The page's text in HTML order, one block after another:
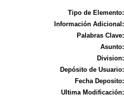
Tipo de Elemento:
Información Adicional:
Palabras Clave:
Asunto:
Division:
Depósito de Usuario:
Fecha Deposito:
Ultima Modificación: